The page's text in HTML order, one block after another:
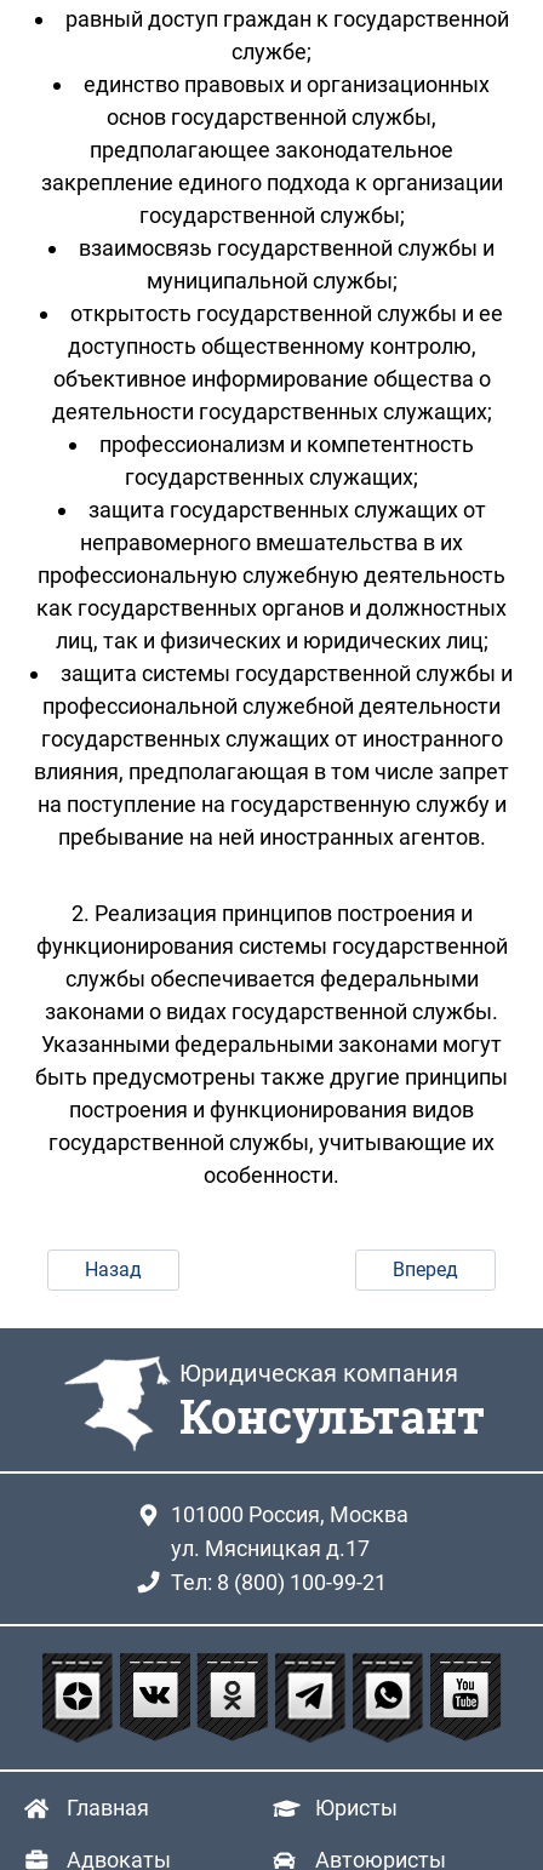
равный доступ граждан к государственной
службе;
единство правовых и организационных
основ государственной службы,
предполагающее законодательное
закрепление единого подхода к организации
государственной службы;
взаимосвязь государственной службы и
муниципальной службы;
открытость государственной службы и ее
доступность общественному контролю,
объективное информирование общества о
деятельности государственных служащих;
профессионализм и компетентность
государственных служащих;
защита государственных служащих от
неправомерного вмешательства в их
профессиональную служебную деятельность
как государственных органов и должностных
лиц, так и физических и юридических лиц;
защита системы государственной службы и
профессиональной служебной деятельности
государственных служащих от иностранного
влияния, предполагающая в том числе запрет
на поступление на государственную службу и
пребывание на ней иностранных агентов.
2. Реализация принципов построения и
функционирования системы государственной
службы обеспечивается федеральными
законами о видах государственной службы.
Указанными федеральными законами могут
быть предусмотрены также другие принципы
построения и функционирования видов
государственной службы, учитывающие их
особенности.
Назад Вперед
Юридическая компания
Консультант
101000 Россия, Москва
ул. Мясницкая д.17
Тел: 8 (800) 100-99-21
Главная Юристы
Адвокаты Автоюристы